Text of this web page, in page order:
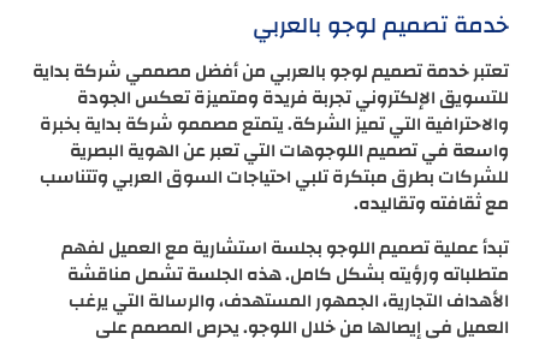
خدمة تصميم لوجو بالعربي
تعتبر خدمة تصميم لوجو بالعربي من أفضل مصممي شركة بداية
للتسويق الإلكتروني تجربة فريدة ومتميزة تعكس الجودة
والاحترافية التي تميز الشركة. يتمتع مصممو شركة بداية بخبرة
واسعة في تصميم اللوجوهات التي تعبر عن الهوية البصرية
للشركات بطرق مبتكرة تلبي احتياجات السوق العربي وتتناسب
مع ثقافته وتقاليده.
تبدأ عملية تصميم اللوجو بجلسة استشارية مع العميل لفهم
متطلباته ورؤيته بشكل كامل. هذه الجلسة تشمل مناقشة
الأهداف التجارية، الجمهور المستهدف، والرسالة التي يرغب
العميل في إيصالها من خلال اللوجو. يحرص المصمم على